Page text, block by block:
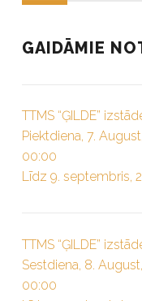
GAIDĀMIE
TTMS “ĢILDE”
Piektdiena, 7.
00:00
Līdz 9. septembris,
TTMS “ĢILDE”
Sestdiena, 8.
00:00